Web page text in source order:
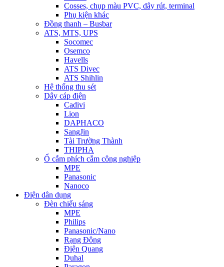
Cosses, chụp màu PVC, dây rút, terminal
Phụ kiện khác
Đồng thanh – Busbar
ATS, MTS, UPS
Socomec
Osemco
Havells
ATS Divec
ATS Shihlin
Hệ thống thu sét
Dây cáp điện
Cadivi
Lion
DAPHACO
SangJin
Tài Trường Thành
THIPHA
Ổ cắm phích cắm công nghiệp
MPE
Panasonic
Nanoco
Điện dân dụng
Đèn chiếu sáng
MPE
Philips
Panasonic/Nano
Rạng Đông
Điện Quang
Duhal